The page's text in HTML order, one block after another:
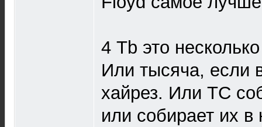
4 Tb это
Или тысяча, если
хайрез. Или ТС
или собирает их в